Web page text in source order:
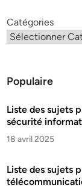
Catégories
Populaire
Liste des sujets
sécurité
18 avril 2025
Liste des sujets